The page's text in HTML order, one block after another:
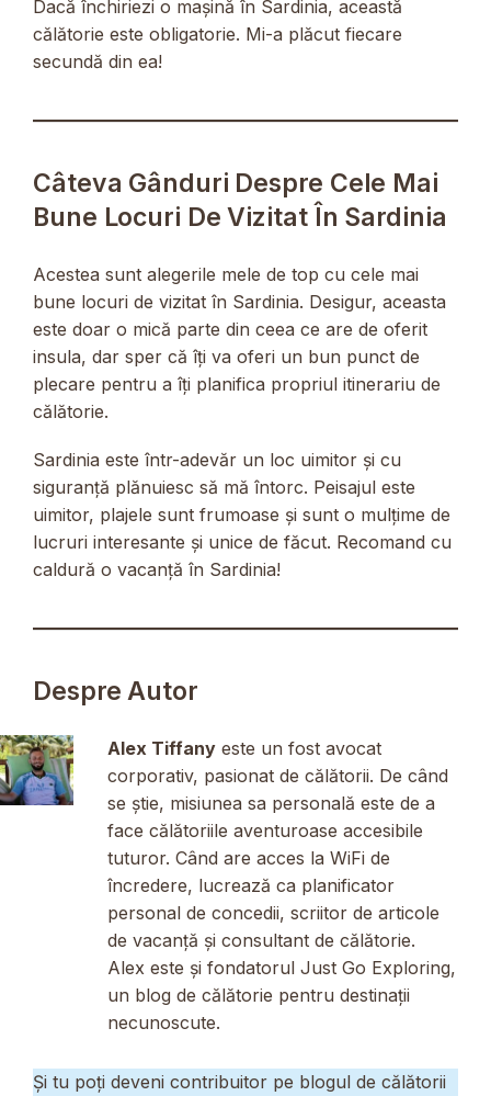
Dacă închiriezi o mașină în Sardinia, această
călătorie este obligatorie. Mi-a plăcut fiecare
secundă din ea!
Câteva Gânduri Despre Cele Mai
Bune Locuri De Vizitat În Sardinia
Acestea sunt alegerile mele de top cu cele mai
bune locuri de vizitat în Sardinia. Desigur, aceasta
este doar o mică parte din ceea ce are de oferit
insula, dar sper că îți va oferi un bun punct de
plecare pentru a îți planifica propriul itinerariu de
călătorie.
Sardinia este într-adevăr un loc uimitor și cu
siguranță plănuiesc să mă întorc. Peisajul este
uimitor, plajele sunt frumoase și sunt o mulțime de
lucruri interesante și unice de făcut. Recomand cu
caldură o vacanță în Sardinia!
Despre Autor
Alex Tiffanyeste un fost avocat
corporativ, pasionat de călătorii. De când
se știe, misiunea sa personală este de a
face călătoriile aventuroase accesibile
tuturor. Când are acces la WiFi de
încredere, lucrează ca planificator
personal de concedii, scriitor de articole
de vacanță și consultant de călătorie.
Alex este și fondatorul Just Go Exploring,
un blog de călătorie pentru destinații
necunoscute.
Și tu poți deveni contribuitor pe blogul de călătorii